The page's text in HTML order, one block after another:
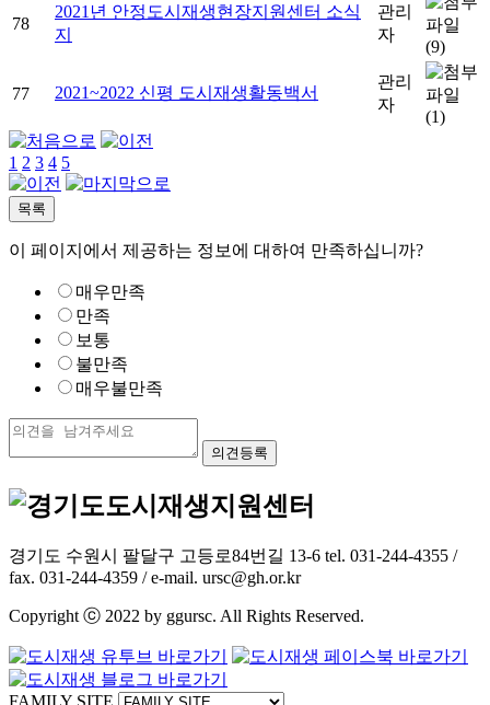
78
2021년 안정도시재생현장지원센터 소식
지
관리
자
(9)
77 2021~2022 신평 도시재생활동백서
관리
자
(1)
1 2 3 4 5
이 페이지에서 제공하는 정보에 대하여 만족하십니까?
매우만족
만족
보통
불만족
매우불만족
경기도 수원시 팔달구 고등로84번길 13-6 tel. 031-244-4355 /
fax. 031-244-4359 / e-mail. ursc@gh.or.kr
Copyright ⓒ 2022 by ggursc. All Rights Reserved.
FAMILY SITE